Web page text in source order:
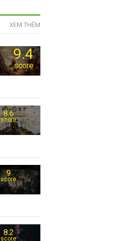
XEM THÊM
9.4
score
8.6
score
9
score
8.2
score